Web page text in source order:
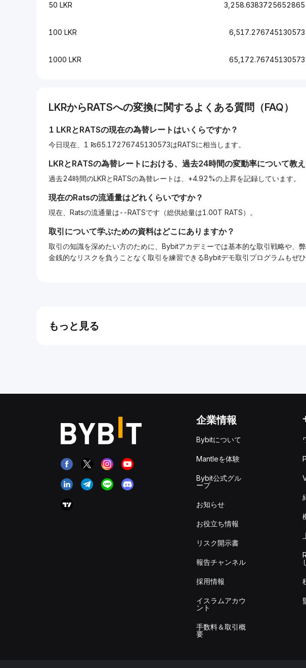
50 LKR 3,258.6383725652865
100 LKR 6,517.276745130573
1000 LKR 65,172.76745130573
LKRからRATSへの変換に関するよくある質問（FAQ）
1 LKRとRATSの現在の為替レートはいくらですか？
今日現在、1 ₨65.17276745130573はRATSに相当します。
LKRとRATSの為替レートにおける、過去24時間の変動率について教え
過去24時間のLKRとRATSの為替レートは、+4.92%の上昇を記録しています。
現在のRatsの流通量はどれくらいですか？
現在、Ratsの流通量は--RATSです（総供給量は1.00T RATS）。
取引について学ぶための資料はどこにありますか？
取引の知識を深めたい方のために、Bybitアカデミーでは基本的な取引戦略や、
金銭的なリスクを負うことなく取引を練習できるBybitデモ取引プログラムもぜひ
もっと見る
企業情報
Bybitについて
Mantleを体験
Bybit公式グル
ープ
お知らせ
お役立ち情報
リスク開示書
報告チャンネル
採用情報
イスラムアカウ
ント
手数料＆取引概
要